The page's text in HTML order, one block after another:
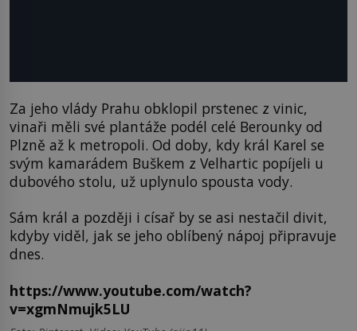
Za jeho vlády Prahu obklopil prstenec z vinic,
vinaři měli své plantáže podél celé Berounky od
Plzně až k metropoli. Od doby, kdy král Karel se
svým kamarádem Buškem z Velhartic popíjeli u
dubového stolu, už uplynulo spousta vody.
Sám král a později i císař by se asi nestačil divit,
kdyby viděl, jak se jeho oblíbený nápoj připravuje
dnes.
https://www.youtube.com/watch?
v=xgmNmujk5LU